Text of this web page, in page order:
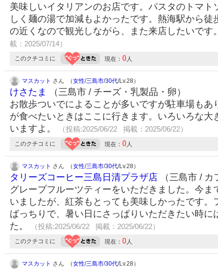
美味しいイタリアンのお店です。パスタのトマト
しく麺の湯で加減もよかったです。熱海駅から徒
の近くなので観光しながら、また来店したいです
載：2025/07/14）
このクチコミに 現在： 0人
マスカット さん （女性/三島市/30代/Lv.28）
けさたま
（三島市 / チーズ・乳製品・卵）
お散歩ついでによることが多いですが駐車場もあ
が食べたいときはここに行きます。いろいろな大
いますよ。
（投稿:2025/06/22 掲載：2025/06/22）
このクチコミに 現在： 0人
マスカット さん （女性/三島市/30代/Lv.28）
タリーズコーヒー三島日清プラザ店 （三島市 / カ
グレープフルーツティーをいただきました。今ま
いましたが、紅茶もとっても美味しかったです。
ばっちりで、暑い日にさっぱりいただきたい時に
た。
（投稿:2025/06/22 掲載：2025/06/22）
このクチコミに 現在： 0人
マスカット さん （女性/三島市/30代/Lv.28）